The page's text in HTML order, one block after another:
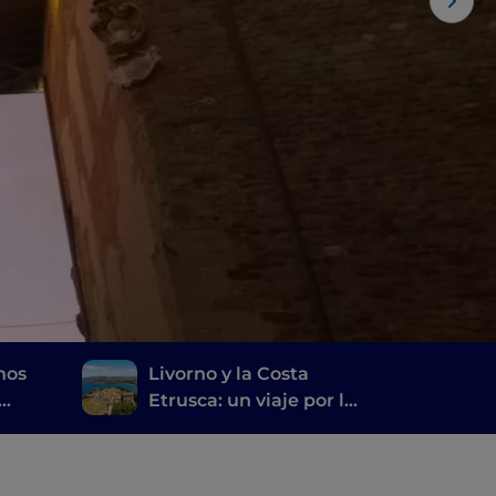
Livorno y la Costa
Etrusca: un viaje por la